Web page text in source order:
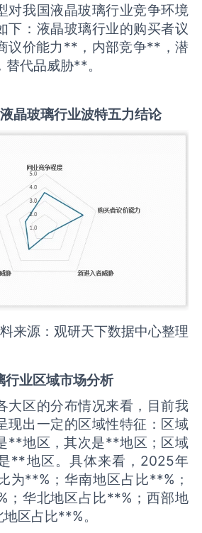
对我国液晶玻璃行业竞争环境
下：液晶玻璃行业的购买者议
议价能力**，内部竞争**，潜
代品威胁**。
液晶玻璃行业波特五力结论
来源：观研天下数据中心整理
行业区域市场分析
大区的分布情况来看，目前我
现出一定的区域性特征：区域
**地区，其次是**地区；区域
**地区。具体来看，2025年
为**%；华南地区占比**%；
；华北地区占比**%；西部地
区占比**%。